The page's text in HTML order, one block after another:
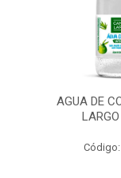
AGUA DE
Código: